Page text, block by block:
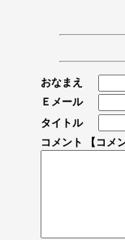
おなまえ
Ｅメール
タイトル
コメント 【コメ